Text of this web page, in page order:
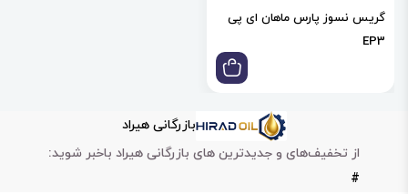
گریس نسوز پارس ماهان ای پی
EP3
بازرگانی هیراد
از تخفیف‌های و جدیدترین های بازرگانی هیراد باخبر شوید:
#